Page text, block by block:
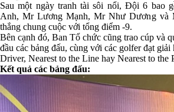
Sau một ngày tranh tài sôi nổi, Đội 6 bao
Anh, Mr Lương Mạnh, Mr Như Dương và
thắng chung cuộc với tổng điểm -9.
Bên cạnh đó, Ban Tổ chức cũng trao cúp và
đầu các bảng đấu, cùng với các golfer đạt
Driver, Nearest to the Line hay Nearest to the
Kết quả các bảng đấu: